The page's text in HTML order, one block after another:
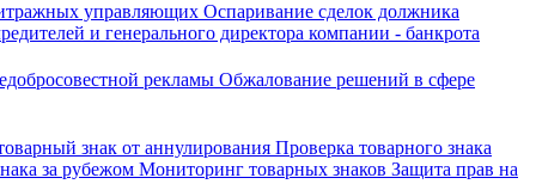
управляющих Оспаривание сделок должника
и генерального директора компании - банкрота
рекламы Обжалование решений в сфере
знак от аннулирования Проверка товарного знака
за рубежом Мониторинг товарных знаков Защита прав на